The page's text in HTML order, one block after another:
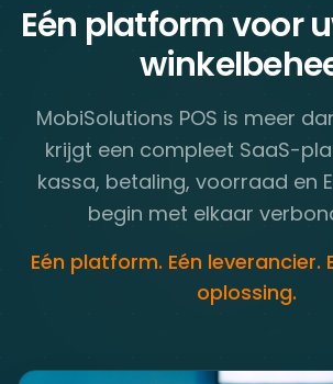
Eén platform voor
MobiSolutions POS is meer
krijgt een compleet SaaS-
kassa, betaling, voorraad en
begin met elkaar
Eén platform. Eén leverancier.
oplossing.